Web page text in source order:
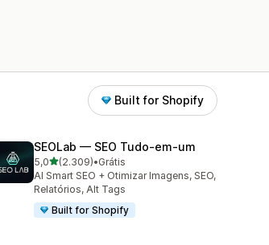
Built for Shopify
SEOLab — SEO Tudo‑em‑um
5,0de 5 estrelas
(2.309)
2309 avaliações ao todo
•Grátis
AI Smart SEO + Otimizar Imagens, SEO,
Relatórios, Alt Tags
Built for Shopify